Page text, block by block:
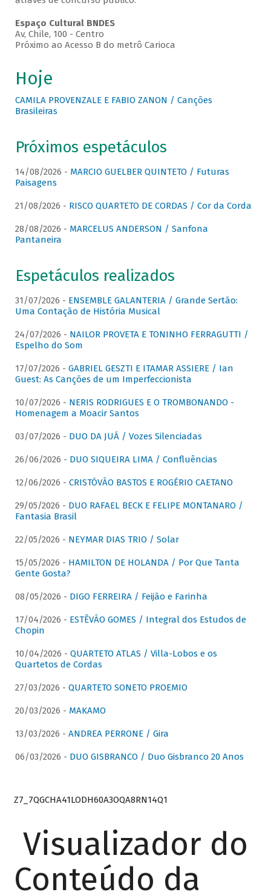
Espaço Cultural BNDES
Av, Chile, 100 - Centro
Próximo ao Acesso B do metrô Carioca
Hoje
CAMILA PROVENZALE E FABIO ZANON / Canções
Brasileiras
Próximos espetáculos
14/08/2026 - MARCIO GUELBER QUINTETO / Futuras
Paisagens
21/08/2026 - RISCO QUARTETO DE CORDAS / Cor da Corda
28/08/2026 - MARCELUS ANDERSON / Sanfona
Pantaneira
Espetáculos realizados
31/07/2026 - ENSEMBLE GALANTERIA / Grande Sertão:
Uma Contação de História Musical
24/07/2026 - NAILOR PROVETA E TONINHO FERRAGUTTI /
Espelho do Som
17/07/2026 - GABRIEL GESZTI E ITAMAR ASSIERE / Ian
Guest: As Canções de um Imperfeccionista
10/07/2026 - NERIS RODRIGUES E O TROMBONANDO -
Homenagem a Moacir Santos
03/07/2026 - DUO DA JUÁ / Vozes Silenciadas
26/06/2026 - DUO SIQUEIRA LIMA / Confluências
12/06/2026 - CRISTÓVÃO BASTOS E ROGÉRIO CAETANO
29/05/2026 - DUO RAFAEL BECK E FELIPE MONTANARO /
Fantasia Brasil
22/05/2026 - NEYMAR DIAS TRIO / Solar
15/05/2026 - HAMILTON DE HOLANDA / Por Que Tanta
Gente Gosta?
08/05/2026 - DIGO FERREIRA / Feijão e Farinha
17/04/2026 - ESTÊVÃO GOMES / Integral dos Estudos de
Chopin
10/04/2026 - QUARTETO ATLAS / Villa-Lobos e os
Quartetos de Cordas
27/03/2026 - QUARTETO SONETO PROEMIO
20/03/2026 - MAKAMO
13/03/2026 - ANDREA PERRONE / Gira
06/03/2026 - DUO GISBRANCO / Duo Gisbranco 20 Anos
Z7_7QGCHA41LODH60A3OQA8RN14Q1
Visualizador do
Conteúdo da